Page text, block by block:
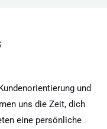
und
uns die Zeit, dich
eine persönliche